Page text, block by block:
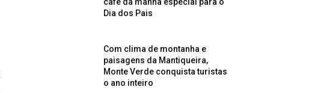
Dia dos Pais
Com clima de montanha e
paisagens da Mantiqueira,
Monte Verde conquista turistas
o ano inteiro